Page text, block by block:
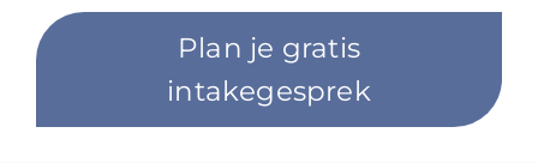
Plan je gratis
intakegesprek